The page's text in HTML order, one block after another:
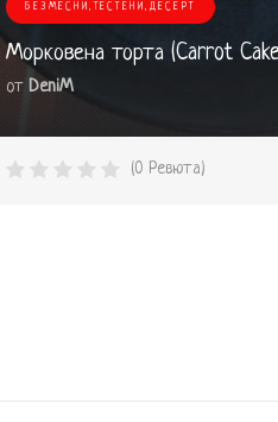
БЕЗМЕСНИ,ТЕСТЕНИ,ДЕСЕРТ
Морковена торта (Carrot
от DeniM
(0 Ревюта)